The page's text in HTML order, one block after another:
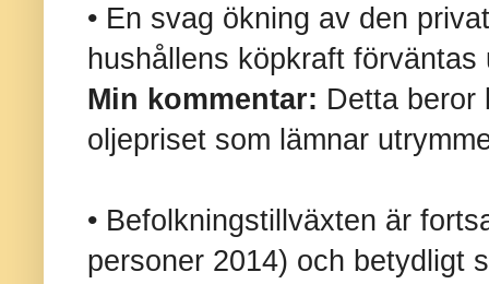
• En svag ökning av den
hushållens köpkraft förväntas
Min kommentar: Detta beror
oljepriset som lämnar
• Befolkningstillväxten är
personer 2014) och betydligt